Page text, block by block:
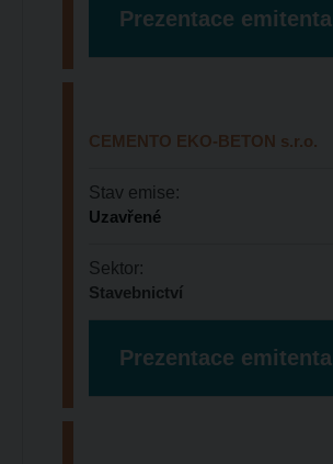
Prezentace emitenta
CEMENTO EKO-BETON s.r.o.
Stav emise:
Uzavřené
Sektor:
Stavebnictví
Prezentace emitenta